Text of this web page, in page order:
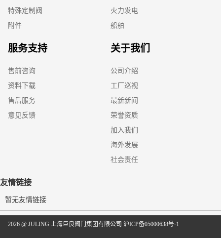
特殊定制阀
附件
火力发电
船舶
服务支持
售前咨询
资料下载
售后服务
意见反馈
关于我们
公司介绍
工厂巡视
最新新闻
荣誉资质
加入我们
海外发展
社会责任
友情链接
暂无友情链接
2026 @ JULING 上海巨良阀门集团有限公司 沪ICP备05000638号-1